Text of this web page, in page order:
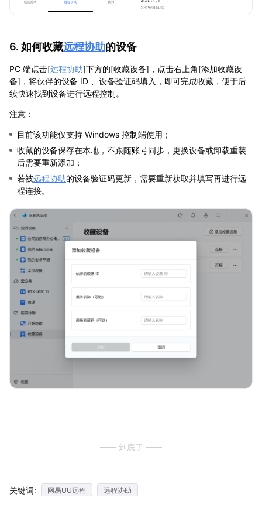
6. 如何收藏远程协助的设备
PC 端点击[远程协助]下方的[收藏设备]，点击右上角[添加收藏设
备]，将伙伴的设备 ID 、设备验证码填入，即可完成收藏，便于后
续快速找到设备进行远程控制。
注意：
目前该功能仅支持 Windows 控制端使用；
收藏的设备保存在本地，不跟随账号同步，更换设备或卸载重装
后需要重新添加；
若被远程协助的设备验证码更新，需要重新获取并填写再进行远
程连接。
—— 到底了 ——
关键词: 网易UU远程 远程协助